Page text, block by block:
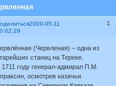
1
2009-05-11
(Червленая) – одна из
станиц на Тереке.
1711 году генерал-адмирал П.М.
осмотрев казачьи